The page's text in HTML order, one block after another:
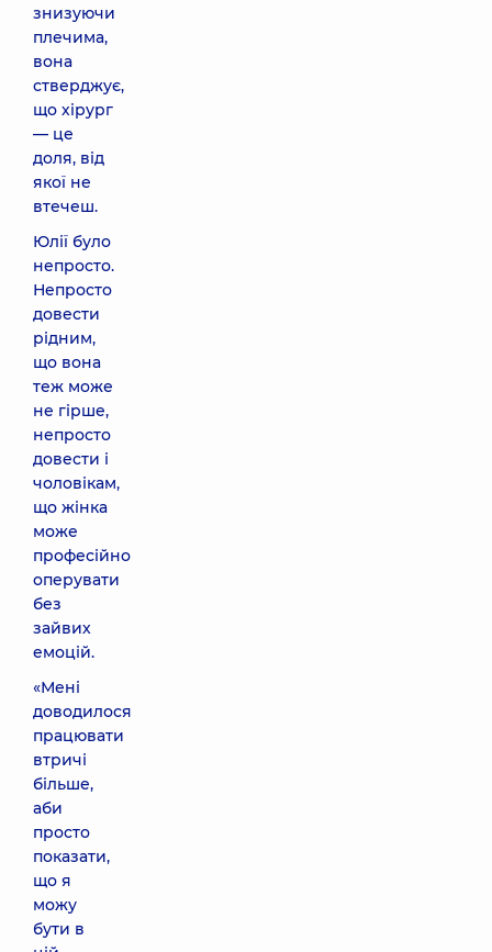
знизуючи
плечима,
вона
стверджує,
що хірург
— це
доля, від
якої не
втечеш.
Юлії було
непросто.
Непросто
довести
рідним,
що вона
теж може
не гірше,
непросто
довести і
чоловікам,
що жінка
може
професійно
оперувати
без
зайвих
емоцій.
«Мені
доводилося
працювати
втричі
більше,
аби
просто
показати,
що я
можу
бути в